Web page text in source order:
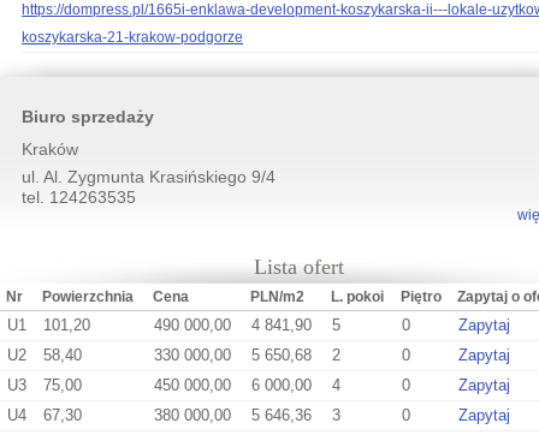
https://dompress.pl/1665i-enklawa-development-koszykarska-ii---lokale-
koszykarska-21-krakow-podgorze
Biuro sprzedaży
Kraków
ul. Al. Zygmunta Krasińskiego 9/4
tel. 124263535
Lista ofert
Nr Powierzchnia Cena PLN/m2 L. pokoi Piętro Zapytaj o
U1 101,20 490 000,00 4 841,90 5 0
Zapytaj
U2
58,40 330 000,00 5 650,68 2 0
Zapytaj
U3
75,00 450 000,00 6 000,00 4 0
Zapytaj
U4
67,30 380 000,00 5 646,36 3 0
Zapytaj